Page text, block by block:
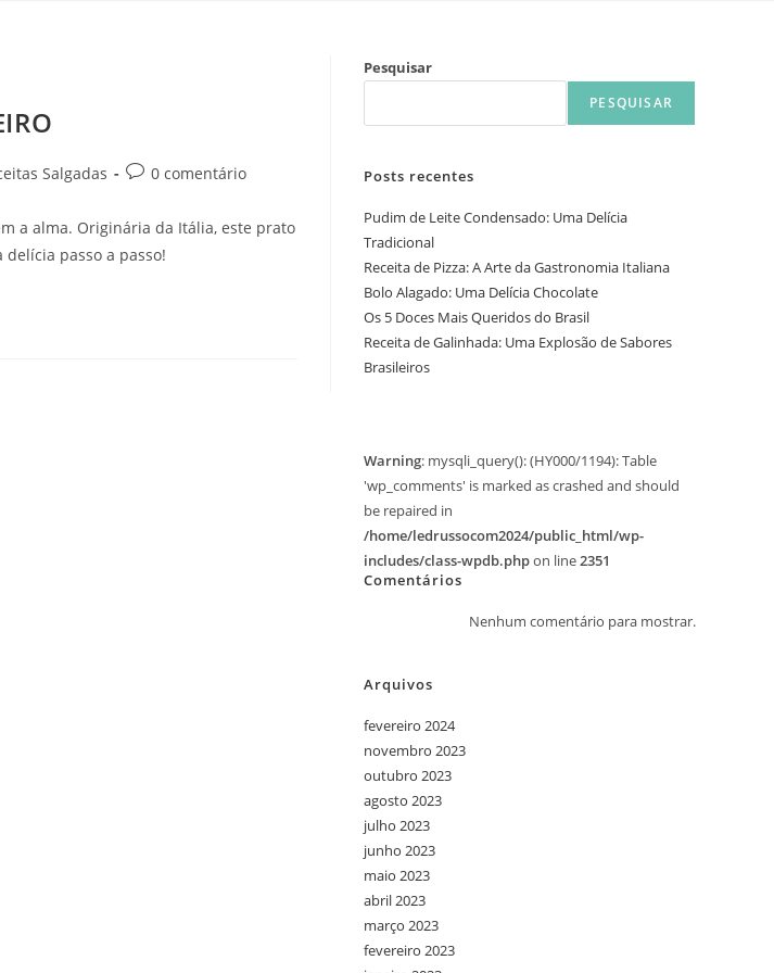
Salgadas 0 comentário
a alma. Originária da Itália, este prato
passo a passo!
Pesquisar
PESQUISAR
Posts recentes
Pudim de Leite Condensado: Uma Delícia
Tradicional
Receita de Pizza: A Arte da Gastronomia Italiana
Bolo Alagado: Uma Delícia Chocolate
Os 5 Doces Mais Queridos do Brasil
Receita de Galinhada: Uma Explosão de Sabores
Brasileiros
Warning: mysqli_query(): (HY000/1194): Table
'wp_comments' is marked as crashed and should
be repaired in
/home/ledrussocom2024/public_html/wp-
includes/class-wpdb.phpon line2351
Comentários
Nenhum comentário para mostrar.
Arquivos
fevereiro 2024
novembro 2023
outubro 2023
agosto 2023
julho 2023
junho 2023
maio 2023
abril 2023
março 2023
fevereiro 2023